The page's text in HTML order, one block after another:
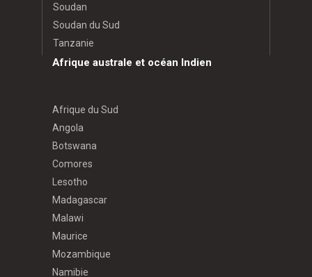
Soudan
Soudan du Sud
Tanzanie
Afrique australe et océan Indien
Afrique du Sud
Angola
Botswana
Comores
Lesotho
Madagascar
Malawi
Maurice
Mozambique
Namibie